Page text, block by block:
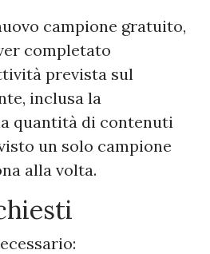
campione gratuito,
completato
prevista sul
inclusa la
quantità di contenuti
un solo campione
alla volta.